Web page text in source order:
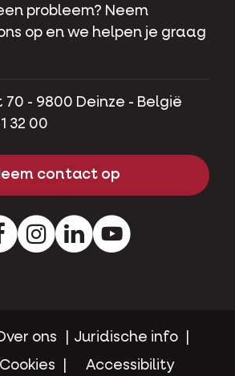
probleem? Neem
op en we helpen je graag
- 9800 Deinze - België
32 00
contact op
FacebookInstagramLinkedInYoutube
ons
Juridische info
Cookies Accessibility